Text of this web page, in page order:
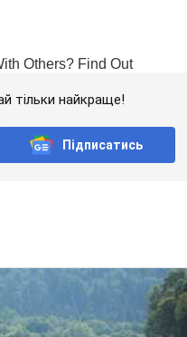
тільки найкраще!
Підписатись